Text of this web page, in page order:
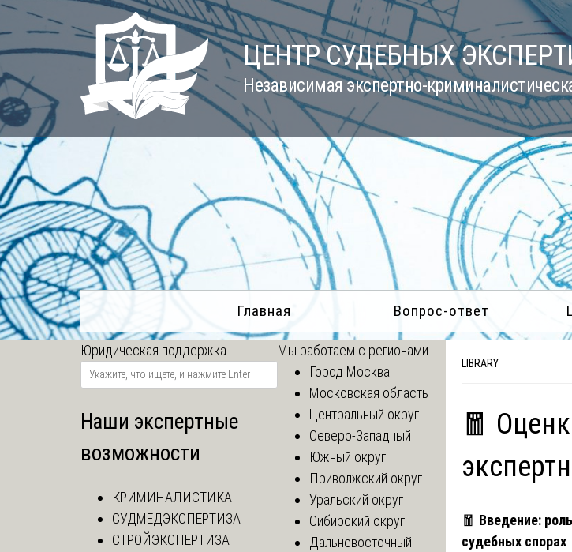
Skip
to
content
ЦЕНТР СУДЕБНЫХ
Независимая экспертно-
Главная Вопрос-ответ
LIBRARY
🧧
🧧 Введение:
судебных спорах
Юридическая поддержка
Наши экспертные
возможности
КРИМИНАЛИСТИКА
СУДМЕДЭКСПЕРТИЗА
СТРОЙЭКСПЕРТИЗА
Мы работаем с регионами
Город Москва
Московская область
Центральный округ
Северо-Западный
Южный округ
Приволжский округ
Уральский округ
Сибирский округ
Дальневосточный